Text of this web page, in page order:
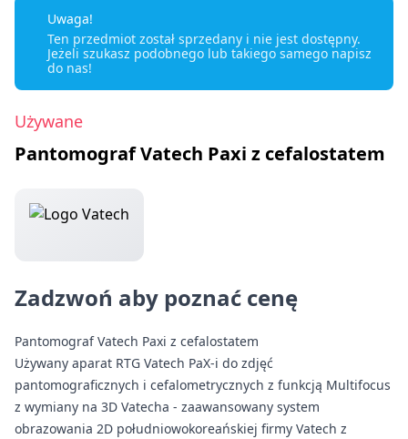
Uwaga!
Ten przedmiot został sprzedany i nie jest dostępny.
Jeżeli szukasz podobnego lub takiego samego napisz
do nas!
Używane
Pantomograf Vatech Paxi z cefalostatem
Zadzwoń aby poznać cenę
Pantomograf Vatech Paxi z cefalostatem
Używany aparat RTG Vatech PaX-i do zdjęć
pantomograficznych i cefalometrycznych z funkcją Multifocus
z wymiany na 3D Vatecha - zaawansowany system
obrazowania 2D południowokoreańskiej firmy Vatech z